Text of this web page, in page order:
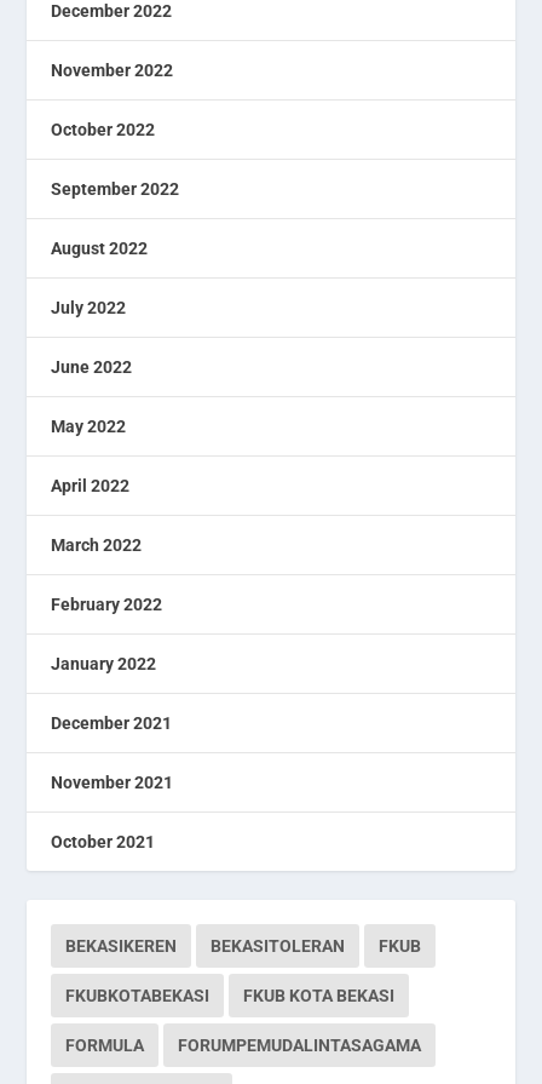
December 2022
November 2022
October 2022
September 2022
August 2022
July 2022
June 2022
May 2022
April 2022
March 2022
February 2022
January 2022
December 2021
November 2021
October 2021
BEKASIKEREN BEKASITOLERAN FKUB
FKUBKOTABEKASI FKUB KOTA BEKASI
FORMULA FORUMPEMUDALINTASAGAMA